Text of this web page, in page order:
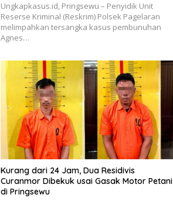
Ungkapkasus.id, Pringsewu – Penyidik Unit
Reserse Kriminal (Reskrim) Polsek Pagelaran
melimpahkan tersangka kasus pembunuhan
Agnes…
Kurang dari 24 Jam, Dua Residivis
Curanmor Dibekuk usai Gasak Motor Petani
di Pringsewu